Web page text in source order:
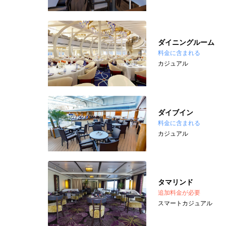
ダイニングルーム
料金に含まれる
カジュアル
ダイブイン
料金に含まれる
カジュアル
タマリンド
追加料金が必要
スマートカジュアル